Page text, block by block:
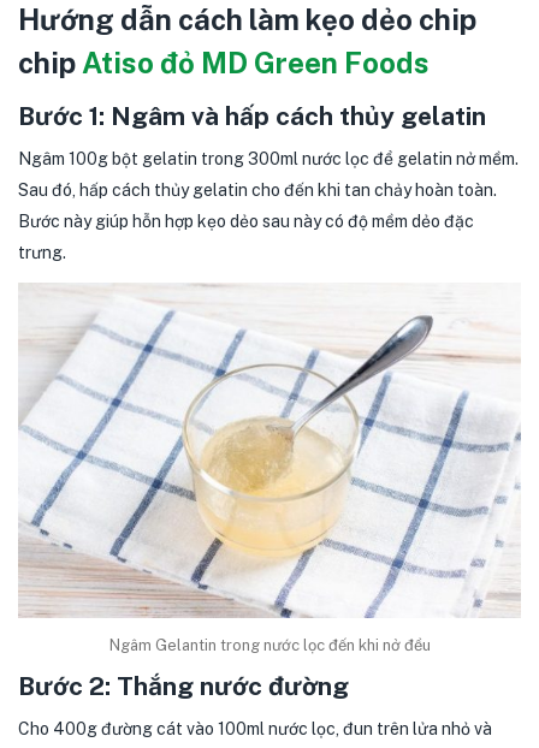
Hướng dẫn cách làm kẹo dẻo chip
chip Atiso đỏ MD Green Foods
Bước 1: Ngâm và hấp cách thủy gelatin
Ngâm 100g bột gelatin trong 300ml nước lọc để gelatin nở mềm.
Sau đó, hấp cách thủy gelatin cho đến khi tan chảy hoàn toàn.
Bước này giúp hỗn hợp kẹo dẻo sau này có độ mềm dẻo đặc
trưng.
Ngâm Gelantin trong nước lọc đến khi nở đều
Bước 2: Thắng nước đường
Cho 400g đường cát vào 100ml nước lọc, đun trên lửa nhỏ và